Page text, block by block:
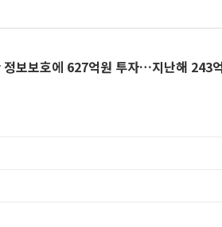
정보보호에 627억원 투자…지난해 243